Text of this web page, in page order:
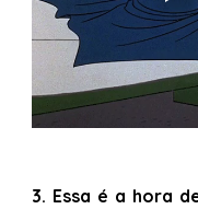
3. Essa é a hora